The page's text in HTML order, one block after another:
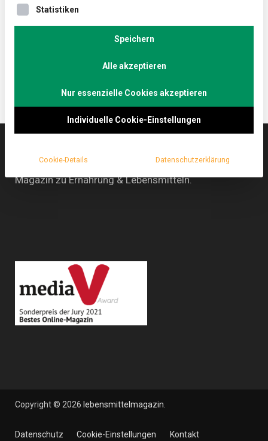
– Eier gehören zu den variantenreichsten
verzehrt durchschnittlich 238 Eier pro Jahr. Zum
lebensmittelmagazin
(.de) ist das Online-
Magazin zu Ernährung & Lebensmitteln.
Copyright © 2026 lebensmittelmagazin
Datenschutz Cookie-Einstellungen Kontakt
Statistiken
Speichern
Alle akzeptieren
Nur essenzielle Cookies akzeptieren
Individuelle Cookie-Einstellungen
Cookie-Details Datenschutzerklärung